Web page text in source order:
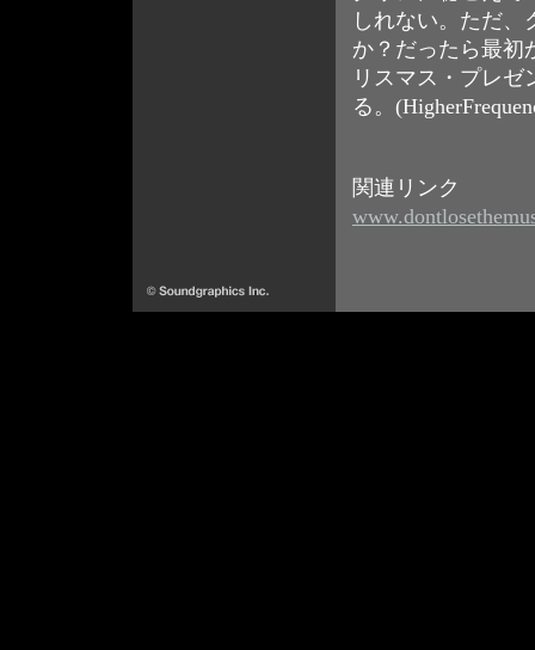
しれない。ただ
か？だったら最
リスマス・プレ
る。
関連リンク